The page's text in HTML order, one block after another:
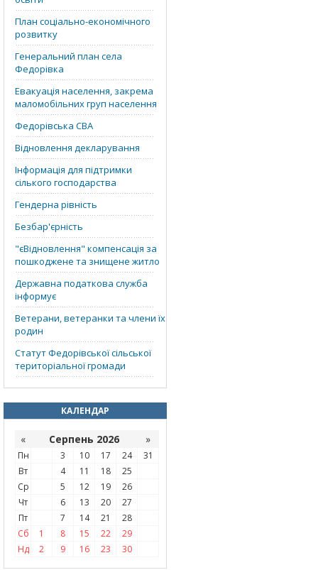
План соціально-економічного
розвитку
Генеральний план села
Федорівка
Евакуація населення, закрема
маломобільних груп населення
Федорівська СВА
Відновлення декларування
Інформація для підтримки
сілького господарства
Гендерна рівність
Безбар'єрність
"єВідновлення" компенсація за
пошкоджене та знищене житло
Державна податкова служба
інформує
Ветерани, ветеранки та члени їх
родин
Статут Федорівської сільської
територіальної громади
КАЛЕНДАР
« Серпень 2026 »
Пн 3 10 17 24
31
Вт
4 11 18
25
Ср
5 12 19
26
Чт
6 13 20
27
Пт
7 14 21
28
Сб
1 8 15 22
29
Нд
2 9 16 23 30